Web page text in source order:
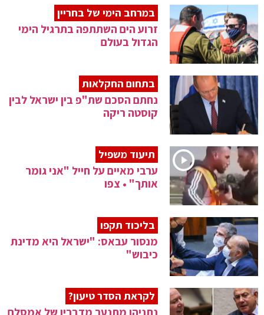
במרחב הימי של בחריין
זרוע הים השתתפה בתרגיל הימי
הגדול בעולם
בתחום החקלאות
נחתם הסכם שת"פ בין ישראל לבין
קוסטה ריקה
תיעוד משפיל
ערבי מאיים על חייל "אני גומר
אותך" • צפו
בליכוד תקפו
מנסור עבאס: "ישראל היא מדינת
כיבוש"
לקראת הסדר טיעון?